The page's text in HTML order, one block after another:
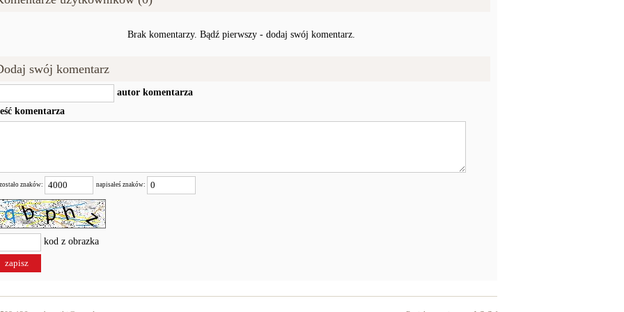
Brak komentarzy. Bądź pierwszy - dodaj swój komentarz.
swój komentarz
autor komentarza
komentarza
znaków: napisałeś znaków:
kod z obrazka